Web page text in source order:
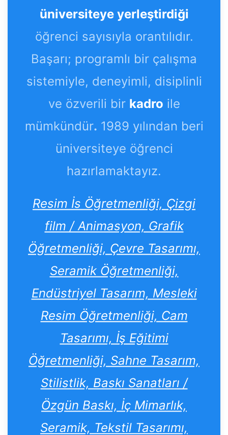
üniversiteye yerleştirdiği
öğrenci sayısıyla orantılıdır.
Başarı; programlı bir çalışma
sistemiyle, deneyimli, disiplinli
ve özverili bir kadro ile
mümkündür. 1989 yılından beri
üniversiteye öğrenci
hazırlamaktayız.
Resim İs Öğretmenliği, Çizgi
film / Animasyon, Grafik
Öğretmenliği, Çevre Tasarımı,
Seramik Öğretmenliği,
Endüstriyel Tasarım, Mesleki
Resim Öğretmenliği, Cam
Tasarımı, İş Eğitimi
Öğretmenliği, Sahne Tasarım,
Stilistlik, Baskı Sanatları /
Özgün Baskı, İç Mimarlık,
Seramik, Tekstil Tasarımı,